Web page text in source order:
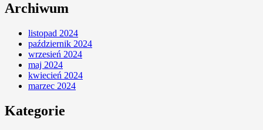
Archiwum
listopad 2024
październik 2024
wrzesień 2024
maj 2024
kwiecień 2024
marzec 2024
Kategorie